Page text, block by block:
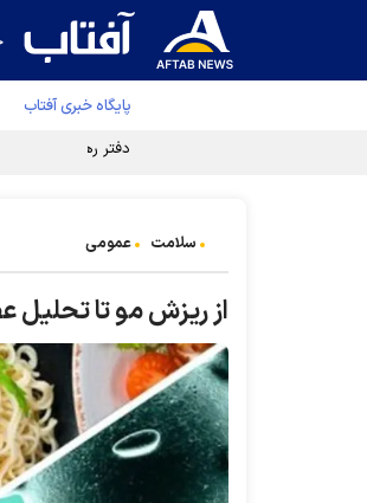
پایگاه خبری آفتاب
دفتر رهبر انقلاب
سلامت عمومی
از ریزش مو تا تحلیل